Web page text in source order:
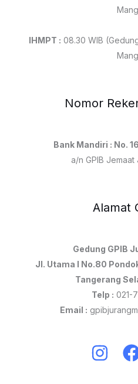
IHMPT : 08.30 WIB
Nomor
Bank Mandiri : No.
a/n GPIB
Alamat
Gedung GPIB
Jl. Utama I No.80
Tangerang
Telp : 021-
Email :